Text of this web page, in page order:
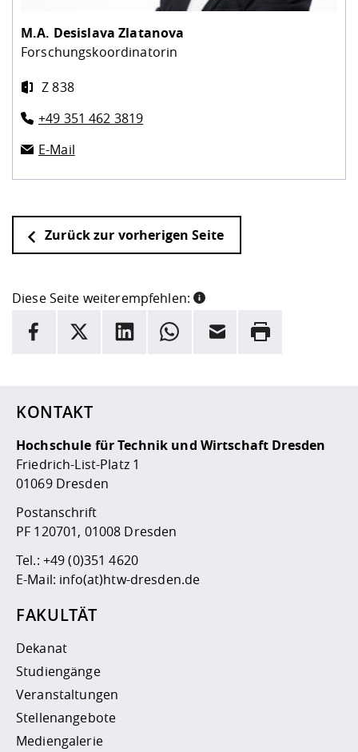
M.A. Desislava Zlatanova
Forschungskoordinatorin
Z 838
+49 351 462 3819
E-Mail
Zurück zur vorherigen Seite
Diese Seite weiterempfehlen:
INFORMATION
Facebook
X LinkedInWhatsappE-Mail Drucken
KONTAKT
Hochschule für Technik und Wirtschaft Dresden
Friedrich-List-Platz 1
01069 Dresden
Postanschrift
PF 120701, 01008 Dresden
Tel.: +49 (0)351 4620
E-Mail: info(at)htw-dresden.de
FAKULTÄT
Dekanat
Studiengänge
Veranstaltungen
Stellenangebote
Mediengalerie